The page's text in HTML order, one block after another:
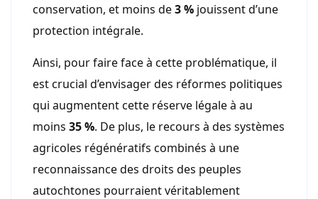
conservation, et moins de3 % jouissent d’une
protection intégrale.
Ainsi, pour faire face à cette problématique, il
est crucial d’envisager des réformes politiques
qui augmentent cette réserve légale à au
moins 35 %. De plus, le recours à des systèmes
agricoles régénératifs combinés à une
reconnaissance des droits des peuples
autochtones pourraient véritablement